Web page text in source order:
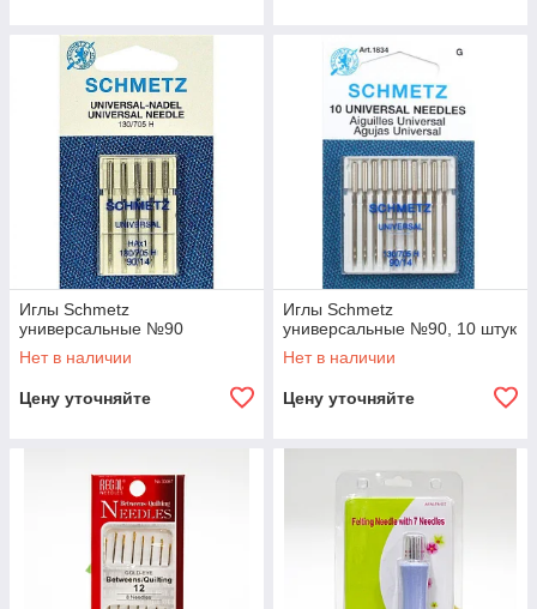
Иглы Schmetz
универсальные №90
Нет в наличии
Цену уточняйте
Иглы Schmetz
универсальные №90, 10 штук
Нет в наличии
Цену уточняйте